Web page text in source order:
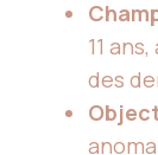
11
des